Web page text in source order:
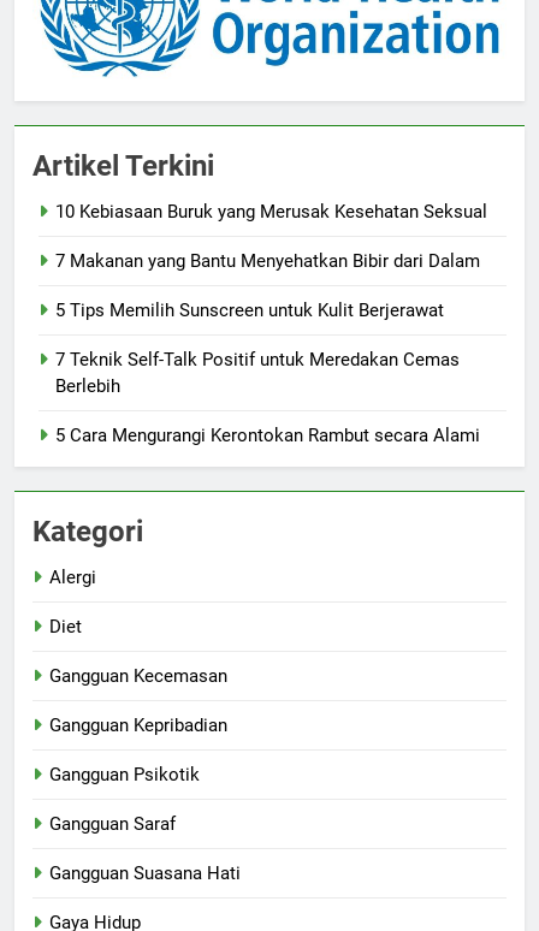
Artikel Terkini
10 Kebiasaan Buruk yang Merusak Kesehatan Seksual
7 Makanan yang Bantu Menyehatkan Bibir dari Dalam
5 Tips Memilih Sunscreen untuk Kulit Berjerawat
7 Teknik Self-Talk Positif untuk Meredakan Cemas
Berlebih
5 Cara Mengurangi Kerontokan Rambut secara Alami
Kategori
Alergi
Diet
Gangguan Kecemasan
Gangguan Kepribadian
Gangguan Psikotik
Gangguan Saraf
Gangguan Suasana Hati
Gaya Hidup